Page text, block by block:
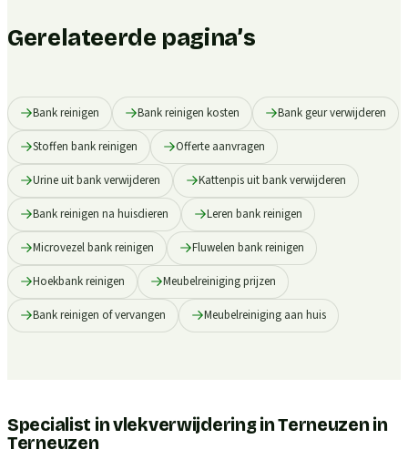
Gerelateerde pagina’s
Bank reinigen Bank reinigen kosten Bank geur verwijderen
Stoffen bank reinigen Offerte aanvragen
Urine uit bank verwijderen Kattenpis uit bank verwijderen
Bank reinigen na huisdieren Leren bank reinigen
Microvezel bank reinigen Fluwelen bank reinigen
Hoekbank reinigen Meubelreiniging prijzen
Bank reinigen of vervangen Meubelreiniging aan huis
Specialist in vlekverwijdering in Terneuzenin
Terneuzen